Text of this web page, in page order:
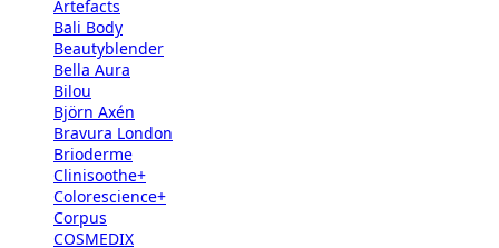
Artefacts
Bali Body
Beautyblender
Bella Aura
Bilou
Björn Axén
Bravura London
Brioderme
Clinisoothe+
Colorescience+
Corpus
COSMEDIX